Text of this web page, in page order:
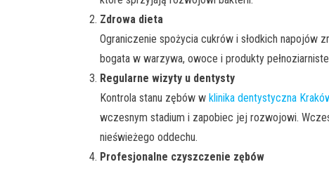
Zdrowa dieta
Ograniczenie spożycia cukrów i słodkich napojów
bogata w warzywa, owoce i produkty
Regularne wizyty u dentysty
Kontrola stanu zębów w klinika dentystyczna
wczesnym stadium i zapobiec jej rozwojowi.
nieświeżego oddechu.
Profesjonalne czyszczenie zębów